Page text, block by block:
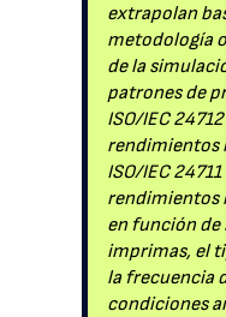
extrapolan
metodología
de la
patrones de
ISO/IEC
rendimientos
ISO/IEC
rendimientos
en función de
imprimas, el
la frecuencia
condiciones